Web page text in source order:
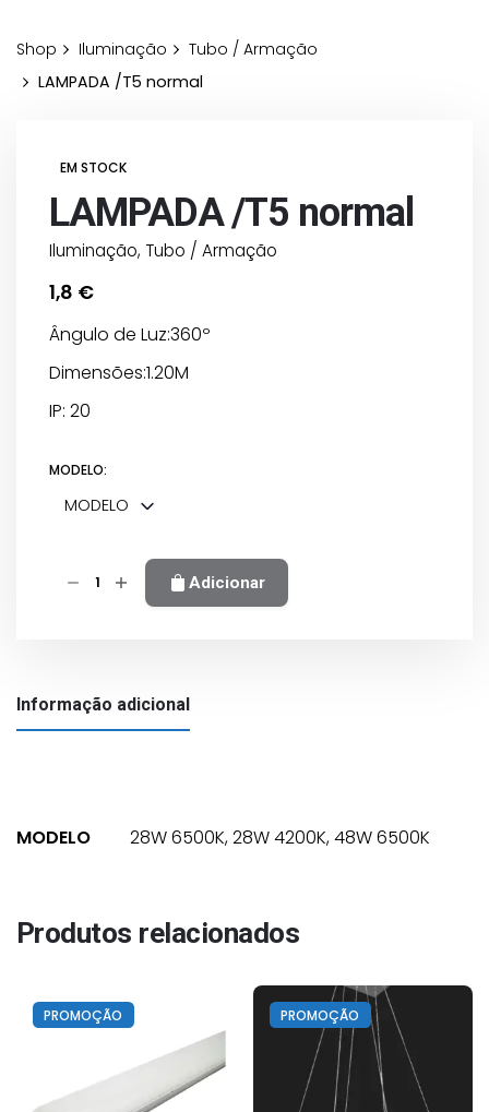
Shop Iluminação
Tubo / Armação
LAMPADA /T5 normal
EM STOCK
LAMPADA /T5 normal
Iluminação, Tubo / Armação
1,8 €
Ângulo de Luz:360º
Dimensões:1.20M
IP: 20
MODELO:
MODELO
Quantidade
Adicionar
Informação adicional
MODELO 28W 6500K, 28W 4200K, 48W 6500K
Produtos relacionados
PROMOÇÃO PROMOÇÃO